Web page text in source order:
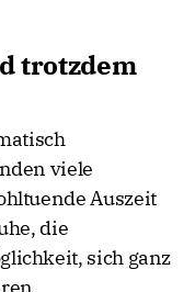
trotzdem
viele
Auszeit
die
sich ganz